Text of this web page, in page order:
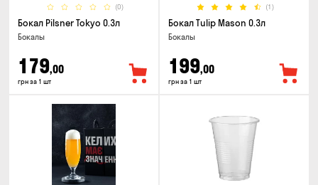
(0)
Бокал Pilsner Tokyo 0.3л
Бокалы
179,00
грн за 1 шт
(1)
Бокал Tulip Mason 0.3л
Бокалы
199,00
грн за 1 шт